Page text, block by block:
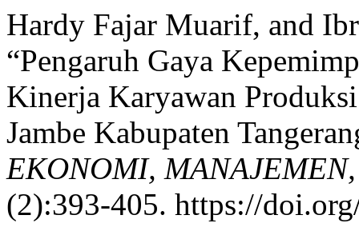
Hardy Fajar Muarif, and
“Pengaruh Gaya
Kinerja Karyawan
Jambe Kabupaten
EKONOMI,
(2):393-405. https://